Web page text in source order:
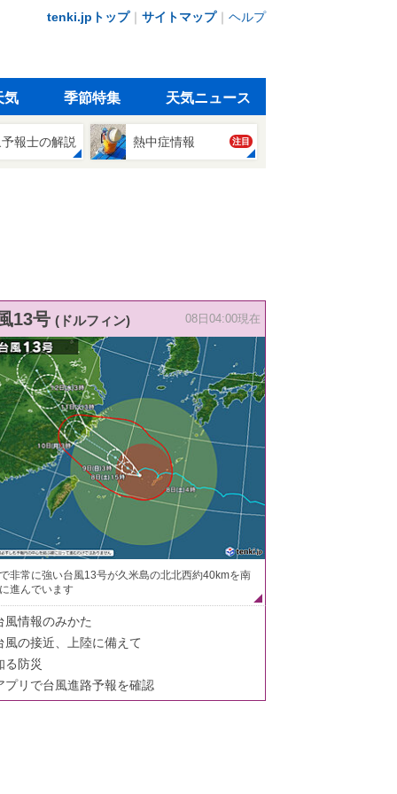
tenki.jpトップ｜ サイトマップ｜ ヘルプ
気 季節特集 天気ニュース
報士の解説 熱中症情報 注目
13号 (ドルフィン) 08日04:00現在
非常に強い台風13号が久米島の北北西約40kmを南
進んでいます
風情報のみかた
風の接近、上陸に備えて
る防災
プリで台風進路予報を確認